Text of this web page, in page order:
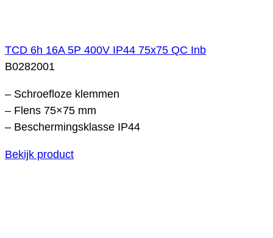
TCD 6h 16A 5P 400V IP44 75x75 QC Inb
B0282001
– Schroefloze klemmen
– Flens 75×75 mm
– Beschermingsklasse IP44
Bekijk product